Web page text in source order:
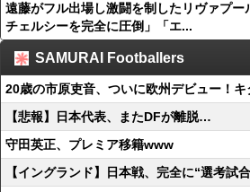
遠藤がフル出場し激闘を制したリヴァプ
チェルシーを完全に圧倒」「エ...
SAMURAI Footballers
20歳の市原吏音、ついに欧州デビュー！
【悲報】日本代表、またDFが離脱…
守田英正、プレミア移籍www
【イングランド】日本戦、完全に“選考試